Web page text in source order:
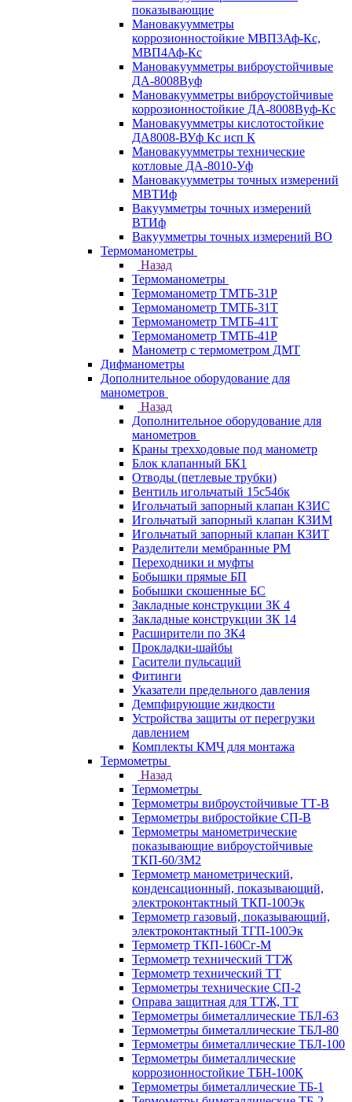
показывающие
Мановакуумметры
коррозионностойкие МВП3Аф-Кс,
МВП4Аф-Кс
Мановакуумметры виброустойчивые
ДА-8008Вуф
Мановакуумметры виброустойчивые
коррозионностойкие ДА-8008Вуф-Кс
Мановакуумметры кислотостойкие
ДА8008-ВУф Кс исп К
Мановакуумметры технические
котловые ДА-8010-Уф
Мановакуумметры точных измерений
МВТИф
Вакуумметры точных измерений
ВТИф
Вакуумметры точных измерений ВО
Термоманометры
Назад
Термоманометры
Термоманометр ТМТБ-31Р
Термоманометр ТМТБ-31Т
Термоманометр ТМТБ-41Т
Термоманометр ТМТБ-41Р
Манометр с термометром ДМТ
Дифманометры
Дополнительное оборудование для
манометров
Назад
Дополнительное оборудование для
манометров
Краны трехходовые под манометр
Блок клапанный БК1
Отводы (петлевые трубки)
Вентиль игольчатый 15с54бк
Игольчатый запорный клапан КЗИС
Игольчатый запорный клапан КЗИМ
Игольчатый запорный клапан КЗИТ
Разделители мембранные РМ
Переходники и муфты
Бобышки прямые БП
Бобышки скошенные БС
Закладные конструкции ЗК 4
Закладные конструкции ЗК 14
Расширители по ЗК4
Прокладки-шайбы
Гасители пульсаций
Фитинги
Указатели предельного давления
Демпфирующие жидкости
Устройства защиты от перегрузки
давлением
Комплекты КМЧ для монтажа
Термометры
Назад
Термометры
Термометры виброустойчивые ТТ-В
Термометры вибростойкие СП-В
Термометры манометрические
показывающие виброустойчивые
ТКП-60/3М2
Термометр манометрический,
конденсационный, показывающий,
электроконтактный ТКП-100Эк
Термометр газовый, показывающий,
электроконтактный ТГП-100Эк
Термометр ТКП-160Сг-М
Термометр технический ТТЖ
Термометр технический ТТ
Термометры технические СП-2
Оправа защитная для ТТЖ, ТТ
Термометры биметаллические ТБЛ-63
Термометры биметаллические ТБЛ-80
Термометры биметаллические ТБЛ-100
Термометры биметаллические
коррозионностойкие ТБН-100К
Термометры биметаллические ТБ-1